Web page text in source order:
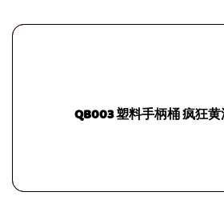
QB003 塑料手柄桶 疯狂